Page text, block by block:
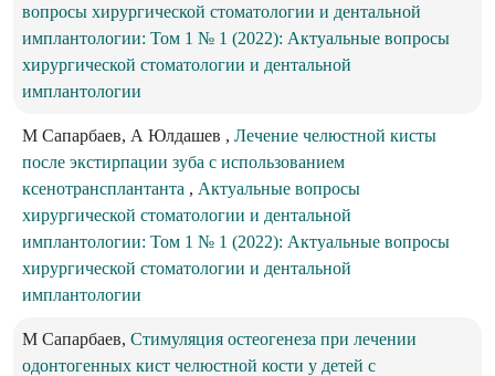
вопросы хирургической стоматологии и дентальной
имплантологии: Том 1 № 1 (2022): Актуальные вопросы
хирургической стоматологии и дентальной
имплантологии
M Сапарбаев, А Юлдашев , Лечение челюстной кисты
после экстирпации зуба с использованием
ксенотрансплантанта , Актуальные вопросы
хирургической стоматологии и дентальной
имплантологии: Том 1 № 1 (2022): Актуальные вопросы
хирургической стоматологии и дентальной
имплантологии
М Сапарбаев, Стимуляция остеогенеза при лечении
одонтогенных кист челюстной кости у детей с